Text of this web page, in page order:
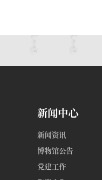
新闻中心
新闻资讯
博物馆公告
党建工作